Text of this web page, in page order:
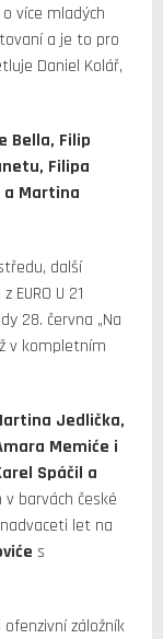
více mladých
a je to pro
Daniel Kolář,
Bella, Filip
Filipa
a Martina
další
U 21
28. června „Na
v kompletním
Jedlička,
Memiće i
Spáčil a
barvách české
let na
s
záložník